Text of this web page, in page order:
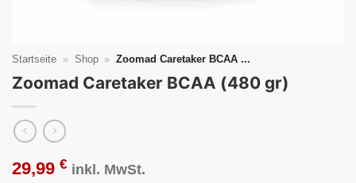
Startseite » Shop » Zoomad Caretaker BCAA ...
Zoomad Caretaker BCAA (480 gr)
29,99 € inkl. MwSt.